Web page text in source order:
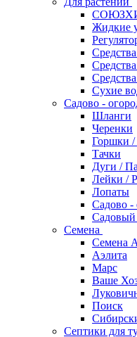
Жидкие
Сухие
Садово -
Шланги
Черенки
Горшки
Тачки
Дуги /
Лейки /
Лопаты
Садово
Садовый
Семена
Семена
Аэлита
Марс
Ваше
Поиск
Септики для